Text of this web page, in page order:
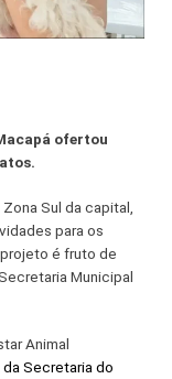
ofertou
Sul da capital,
para os
é fruto de
Municipal
Animal
Secretaria do